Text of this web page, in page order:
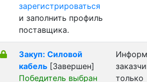
зарегистрироваться
и заполнить профиль
поставщика.
Закуп: Силовой
кабель [Завершен]
Победитель выбран
только